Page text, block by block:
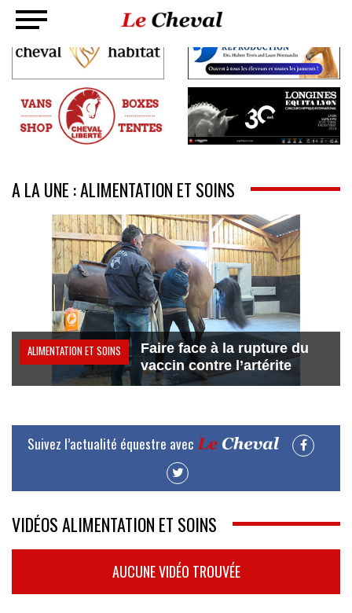
A LA UNE : ALIMENTATION ET SOINS
ALIMENTATION ET SOINS
Faire face à la rupture du
vaccin contre l’artérite
Suivez l’actualité équestre avec
VIDÉOS ALIMENTATION ET SOINS
AUCUNE VIDÉO TROUVÉE